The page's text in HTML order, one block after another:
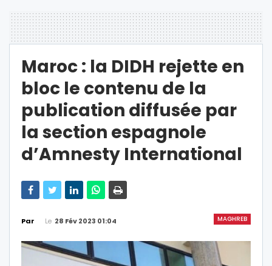
Maroc : la DIDH rejette en
bloc le contenu de la
publication diffusée par
la section espagnole
d’Amnesty International
MAGHREB
Par Le 28 Fév 2023 01:04